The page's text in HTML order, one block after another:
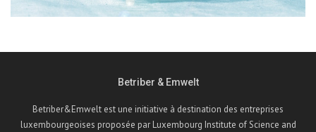
Betriber & Emwelt
Betriber&Emwelt est une initiative à destination des entreprises
luxembourgeoises proposée par Luxembourg Institute of Science and